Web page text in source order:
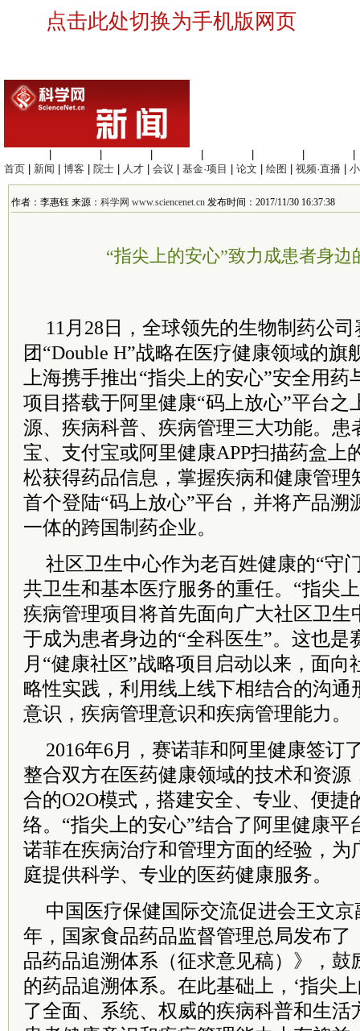
点击此处切换为手机版网页
首页
新闻 博客 院士 人才 会议 基金·项目 论文 绘图 视频·直播
作者：李惠钰 来源： 科学网 www.sciencenet.cn 发布时间：2017/11/30 16:37:38
“指尖上的安心”致力成患者身边
11月28日，全球领先的生物制药公
团“Double H”战略在医疗健康领域的旗
上海携手推出“指尖上的安心”安全用
项目搭载于阿里健康“码上放心”平台之
源、疾病科普、疾病管理三大功能。患
宝、支付宝或阿里健康APP扫描药盒上
松获得药品信息，掌握疾病和健康管理
首个登陆“码上放心”平台，并将产品溯
一体的跨国制药企业。
社区卫生中心作为老百姓健康的“守
共卫生和基本医疗服务的重任。“指尖
疾病管理项目将首先面向广大社区卫生
于成为患者身边的“全科医生”。这也是
月“健康社区”战略项目启动以来，面向
略性实践，利用线上线下相结合的沟通
意识，疾病管理意识和疾病管理能力。
2016年6月，赛诺菲和阿里健康签订
整合双方在医药健康领域的技术和资源
合的O2O模式，搭建安全、专业、便捷
络。“指尖上的安心”结合了阿里健康平
诺菲在疾病治疗和管理方面的经验，为
庭提供科学、专业的医药健康服务。
中国医疗保健国际交流促进会王文京
年，国家食品药品监督管理总局发布了
品药品追溯体系（征求意见稿）》，鼓
的药品追溯体系。在此基础上，‘指尖
了全面、系统、权威的疾病科普和生活